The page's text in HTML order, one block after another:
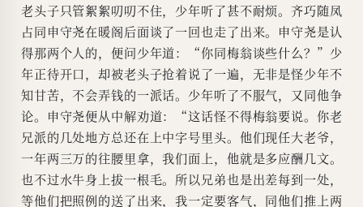
老头子只管絮絮叨叨不住，少年听了甚不耐烦。齐巧随凤
占同申守尧在暖阁后面谈了一回也走了出来。申守尧是认
得那两个人的，便问少年道：“你同梅翁谈些什么？”少
年正待开口，却被老头子抢着说了一遍，无非是怪少年不
知甘苦，不会弄钱的一派话。少年听了不服气，又同他争
论。申守尧便从中解劝道：“这话怪不得梅翁要说。你老
兄派的几处地方总还在上中字号里头。他们现任大老爷，
一年两三万的往腰里拿，我们面上，他就是多应酬几文。
也不过水牛身上拔一根毛。所以兄弟也是出差每到一处，
等他们把照例的送了出来，我一定要客气，同他们推上两